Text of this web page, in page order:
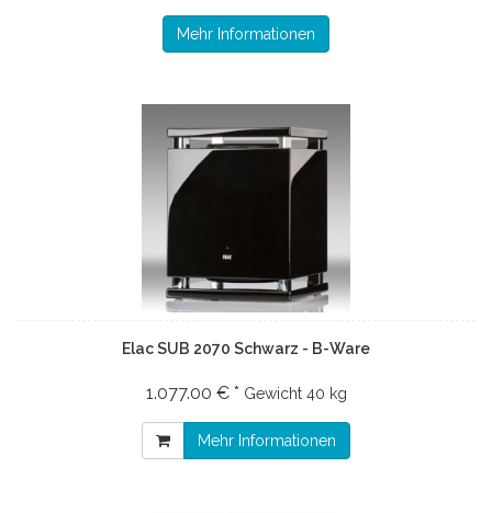
Mehr Informationen
Elac SUB 2070 Schwarz - B-Ware
1.077.00 € * Gewicht 40 kg
Mehr Informationen